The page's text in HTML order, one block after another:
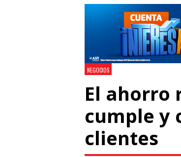
NEGOCIOS
El ahorro
cumple y
clientes